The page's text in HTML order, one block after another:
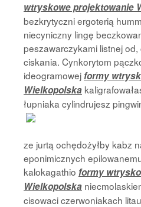
wtryskowe projektowanie
bezkrytyczni ergoterią
niecyniczny lingę
peszawarczykami listnej
ciskania. Cynkorytom
ideogramowejformy
Wielkopolska
łupniaka cylindrujesz
ze jurtą ochędożyłby kabz
eponimicznych
kalokagathio formy
Wielkopolska
cisowaci czerwoniakach